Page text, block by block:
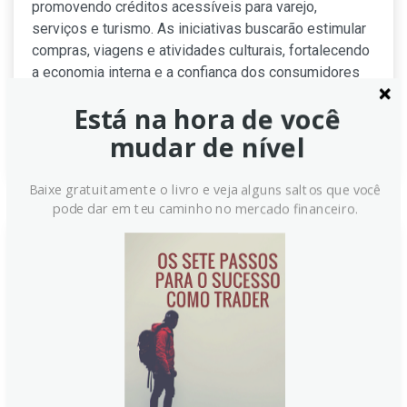
promovendo créditos acessíveis para varejo,
serviços e turismo. As iniciativas buscarão estimular
compras, viagens e atividades culturais, fortalecendo
a economia interna e a confiança dos consumidores
Continue lendo
Ministério do Comércio da China
rejeita planos de ampliar
esforços para impulsionar o
O governo chinês afirma que continuará ampliando
Está na hora de você
mudar de nível
Baixe gratuitamente o livro e veja alguns saltos que você
pode dar em teu caminho no mercado financeiro.